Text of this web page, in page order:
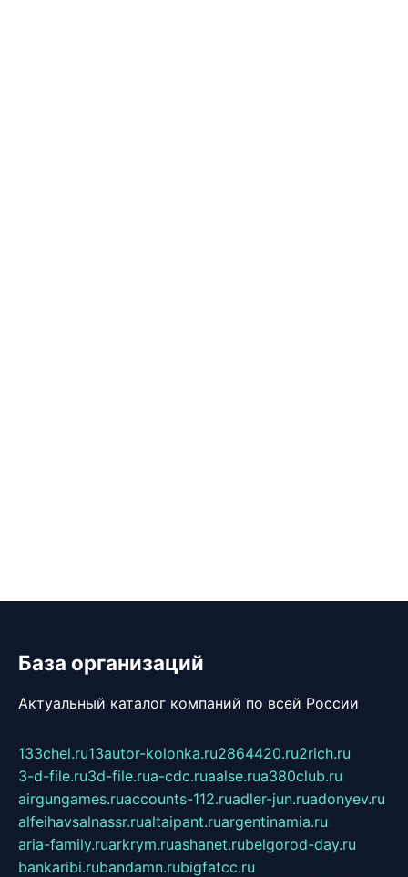
База организаций
Актуальный каталог компаний по всей России
133chel.ru13autor-kolonka.ru2864420.ru2rich.ru
3-d-file.ru3d-file.rua-cdc.ruaalse.rua380club.ru
airgungames.ruaccounts-112.ruadler-jun.ruadonyev.ru
alfeihavsalnassr.rualtaipant.ruargentinamia.ru
aria-family.ruarkrym.ruashanet.rubelgorod-day.ru
bankaribi.rubandamn.rubigfatcc.ru